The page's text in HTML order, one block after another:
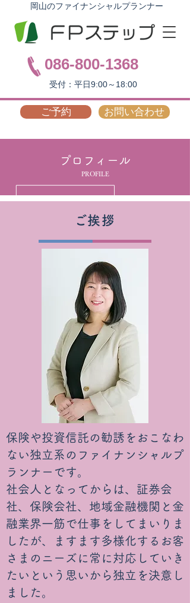
ご予約 お問い合わせ
086-800-1368
岡山のファイナンシャルプランナー
受付：平日9:00～18:00
プロフィール
PROFILE
​ご挨拶
保険や投資信託の勧誘をおこなわ
ない独立系のファイナンシャルプ
ランナーです。
社会人となってからは、証券会
社、保険会社、地域金融機関と金
融業界一筋で仕事をしてまいりま
したが、ますます多様化するお客
さまのニーズに常に対応していき
たいという思いから独立を決意し
ました。